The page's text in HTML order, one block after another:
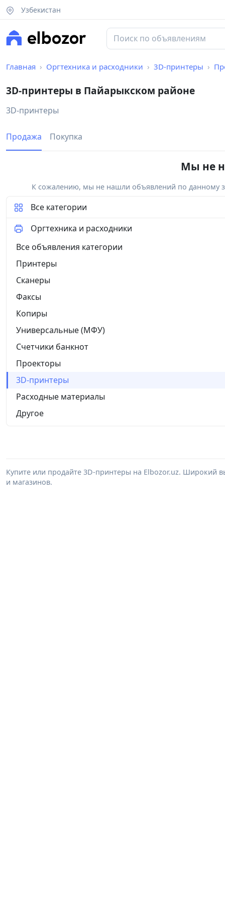
Узбекистан
Главная Оргтехника и расходники 3D-принтеры
3D-принтеры в Пайарыкском районе
3D-принтеры
Продажа Покупка
Мы не
К сожалению, мы не нашли объявлений по данному
Все категории
Оргтехника и расходники
Все объявления категории
Принтеры
Сканеры
Факсы
Копиры
Универсальные (МФУ)
Счетчики банкнот
Проекторы
3D-принтеры
Расходные материалы
Другое
Купите или продайте 3D-принтеры на Elbozor.uz. Широкий
и магазинов.